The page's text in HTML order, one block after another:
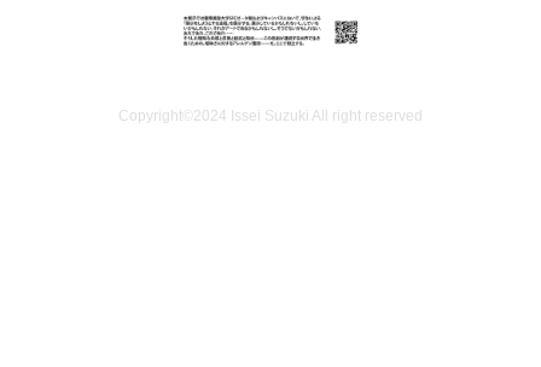
Copyright©️2024 Issei Suzuki All right reserved